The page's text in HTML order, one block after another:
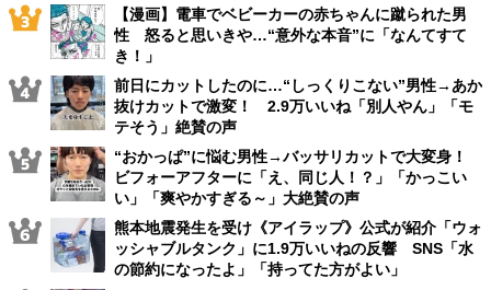
【漫画】電車でベビーカーの赤ちゃんに蹴られた男
性 怒ると思いきや…“意外な本音”に「なんてすて
き！」
前日にカットしたのに…“しっくりこない”男性→あか
抜けカットで激変！ 2.9万いいね「別人やん」「モ
テそう」絶賛の声
“おかっぱ”に悩む男性→バッサリカットで大変身！
ビフォーアフターに「え、同じ人！？」「かっこい
い」「爽やかすぎる～」大絶賛の声
熊本地震発生を受け《アイラップ》公式が紹介「ウォ
ッシャブルタンク」に1.9万いいねの反響 SNS「水
の節約になったよ」「持ってた方がよい」